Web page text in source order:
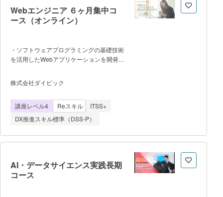
成AI概論 ・生成AIとは ・生成AIと
ビジネス ・ビジネス活用事例 ・生
成AIとセキュリティ ✔ 生成AI実
約） ・生成AIケーススタディ（Excel
の関数） ・生成AIケーススタディ（ノ
へ ・生成AIのトレンド ・【補足】
の気付きとデータの取得・構造化 ・探
索的データ分析 ・確証的データ分
析 ・データ分析の実践
Webエンジニア ６ヶ月集中コ
ース（オンライン）
・ソフトウェアプログラミングの基礎技術
を活用したWebアプリケーションを開発で
Point 1：実在する問題を解決するための
独自の新サービスのプロトタイプをカタチ
ツールでの開発やあなたの努力次第ではゼ
ロからのスクラッチ開発も可能です。今ま
でに1,000人の卒業生たちのオリジナルア
プリケーション開発をサポートしてきたメ
ンターが伴走します。 ・Point 2：本
ルだからこそ得られる価値は、同じ目的や
志を共有して挑戦する仲間ができることで
株式会社ダイビック
講座レベル4 Reスキル
ITSS+
DX推進スキル標準（DSS-P）
AI・データサイエンス実践長期
コース